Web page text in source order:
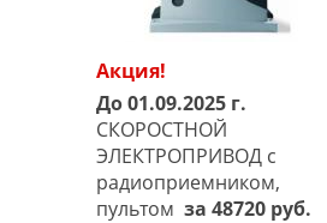
Акция!
До 01.09.2025 г.
СКОРОСТНОЙ
ЭЛЕКТРОПРИВОД с
радиоприемником,
пультом за 48720 руб.